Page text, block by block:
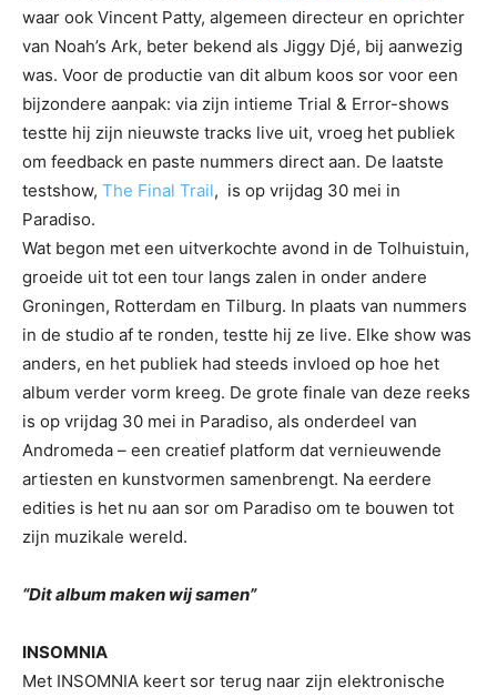
waar ook Vincent Patty, algemeen directeur en oprichter
van Noah’s Ark, beter bekend als Jiggy Djé, bij aanwezig
was. Voor de productie van dit album koos sor voor een
bijzondere aanpak: via zijn intieme Trial & Error-shows
testte hij zijn nieuwste tracks live uit, vroeg het publiek
om feedback en paste nummers direct aan. De laatste
testshow, The Final Trail, is op vrijdag 30 mei in
Paradiso.
Wat begon met een uitverkochte avond in de Tolhuistuin,
groeide uit tot een tour langs zalen in onder andere
Groningen, Rotterdam en Tilburg. In plaats van nummers
in de studio af te ronden, testte hij ze live. Elke show was
anders, en het publiek had steeds invloed op hoe het
album verder vorm kreeg. De grote finale van deze reeks
is op vrijdag 30 mei in Paradiso, als onderdeel van
Andromeda – een creatief platform dat vernieuwende
artiesten en kunstvormen samenbrengt. Na eerdere
edities is het nu aan sor om Paradiso om te bouwen tot
zijn muzikale wereld.
“Dit album maken wij samen”
INSOMNIA
Met INSOMNIA keert sor terug naar zijn elektronische